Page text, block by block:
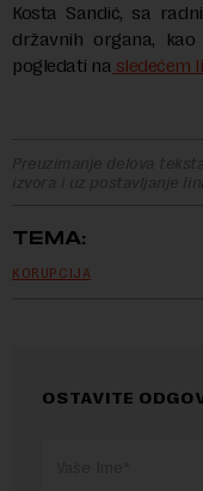
Kosta Sandić, sa
državnih organa,
pogledati na sledećem
Preuzimanje delova
izvora i uz postavljanje
TEMA:
KORUPCIJA
OSTAVITE